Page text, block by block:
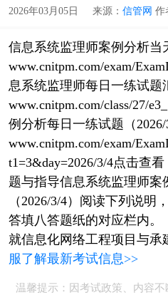
2026年03月05日 来源： 信管网 作
信息系统监理师案例分析当
www.cnitpm.com/exam/
息系统监理师每日一练试题
www.cnitpm.com/class/27/
例分析每日一练试题（2026/
www.cnitpm.com/exam/
t1=3&day=2026/3/4点击查
题与指导信息系统监理师案
（2026/3/4）阅读下列说明
答填八答题纸的对应栏内。
就信息化网络工程项目与承
服了解最新考试信息>>
温馨提示：因考试政策、内容